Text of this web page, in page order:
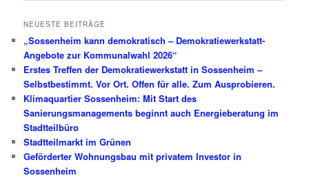
NEUESTE BEITRÄGE
„Sossenheim kann demokratisch – Demokratiewerkstatt-
Angebote zur Kommunalwahl 2026“
Erstes Treffen der Demokratiewerkstatt in Sossenheim –
Selbstbestimmt. Vor Ort. Offen für alle. Zum Ausprobieren.
Klimaquartier Sossenheim: Mit Start des
Sanierungsmanagements beginnt auch Energieberatung im
Stadtteilbüro
Stadtteilmarkt im Grünen
Geförderter Wohnungsbau mit privatem Investor in
Sossenheim